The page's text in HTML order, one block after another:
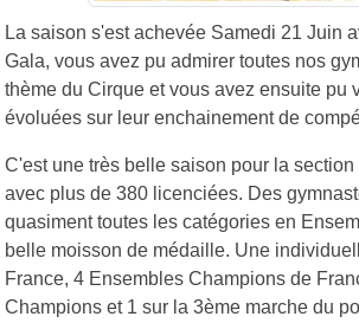
La saison s'est achevée Samedi 21 Juin
Gala, vous avez pu admirer toutes nos
thème du Cirque et vous avez ensuite pu
évoluées sur leur enchainement de
C'est une très belle saison pour la section
avec plus de 380 licenciées. Des
quasiment toutes les catégories en
belle moisson de médaille. Une
France, 4 Ensembles Champions de
Champions et 1 sur la 3ème marche du